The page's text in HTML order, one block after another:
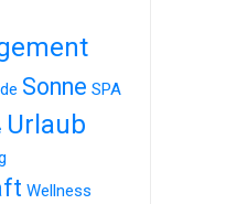
Sonne SPA
Urlaub
Wellness